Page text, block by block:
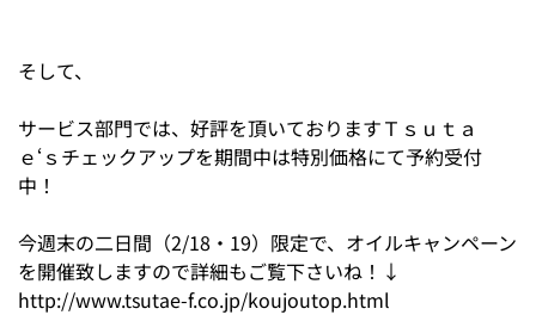
そして、
サービス部門では、好評を頂いておりますＴｓｕｔａ
ｅ‘ｓチェックアップを期間中は特別価格にて予約受付
中！
今週末の二日間（2/18・19）限定で、オイルキャンペーン
を開催致しますので詳細もご覧下さいね！↓
http://www.tsutae-f.co.jp/koujoutop.html